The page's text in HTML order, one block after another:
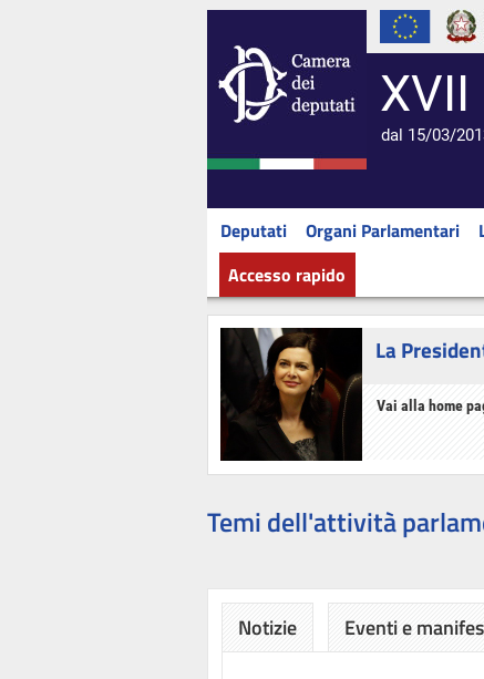
dal 15/03/
Deputati Organi Parlamentari
Accesso rapido
La
Vai alla home
Temi dell'attività
Notizie Eventi e